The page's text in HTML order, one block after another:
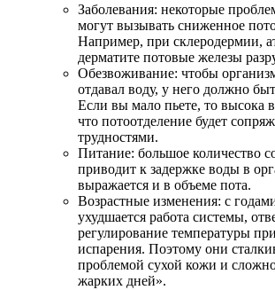
Заболевания: некоторые
могут вызывать сниженное
Например, при склеродермии,
дерматите потовые железы
Обезвоживание: чтобы
отдавал воду, у него должно
Если вы мало пьете, то высока
что потоотделение будет
трудностями.
Питание: большое количество
приводит к задержке воды в
выражается и в объеме пота.
Возрастные изменения: с
ухудшается работа системы,
регулирование температуры
испарения. Поэтому они
проблемой сухой кожи и
жарких дней».